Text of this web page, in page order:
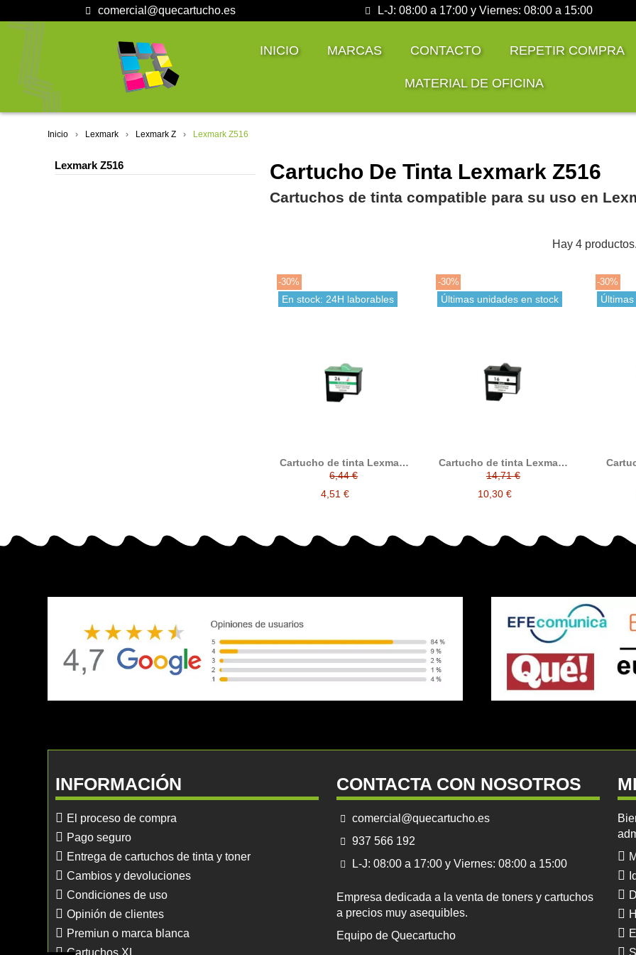
comercial@quecartucho.es L-J: 08:00 a 17:00 y Viernes: 08:00 a 15:00
INICIO MARCAS CONTACTO REPETIR COMPRA
MATERIAL DE OFICINA
Inicio Lexmark Lexmark Z Lexmark Z516
Lexmark Z516 Cartucho De Tinta Lexmark Z516
Cartuchos de tinta compatible para su uso en
Hay 4 productos.
-30%
En stock: 24H laborables
Cartucho de tinta Lexmark
nº26, compatible con
Lexmark, tricolor
6,44 €
4,51 €
-30%
Últimas unidades en stock
Cartucho de tinta Lexmark
nº16, compatible con
Lexmark, negro
14,71 €
10,30 €
-30%
INFORMACIÓN
El proceso de compra
Pago seguro
Entrega de cartuchos de tinta y toner
Cambios y devoluciones
Condiciones de uso
Opinión de clientes
Premiun o marca blanca
Cartuchos XL
CONTACTA CON NOSOTROS
comercial@quecartucho.es
937 566 192
L-J: 08:00 a 17:00 y Viernes: 08:00 a 15:00
Empresa dedicada a la venta de toners y cartuchos
a precios muy asequibles.
Equipo de Quecartucho